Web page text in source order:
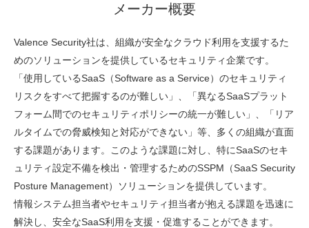
メーカー概要
Valence Security社は、組織が安全なクラウド利用を支援するた
めのソリューションを提供しているセキュリティ企業です。
「使用しているSaaS（Software as a Service）のセキュリティ
リスクをすべて把握するのが難しい」、「異なるSaaSプラット
フォーム間でのセキュリティポリシーの統一が難しい」、「リア
ルタイムでの脅威検知と対応ができない」等、多くの組織が直面
する課題があります。このような課題に対し、特にSaaSのセキ
ュリティ設定不備を検出・管理するためのSSPM（SaaS Security
Posture Management）ソリューションを提供しています。
情報システム担当者やセキュリティ担当者が抱える課題を迅速に
解決し、安全なSaaS利用を支援・促進することができます。